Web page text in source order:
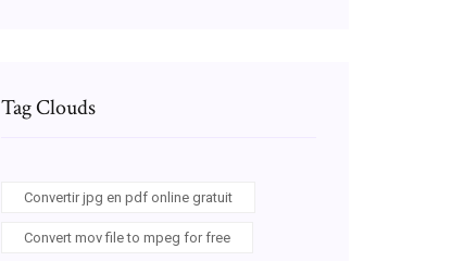
Tag Clouds
Convertir jpg en pdf online gratuit
Convert mov file to mpeg for free